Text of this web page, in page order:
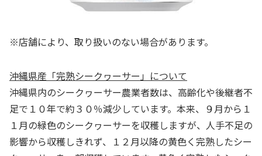
※店舗により、取り扱いのない場合があります。
沖縄県産「完熟シークヮーサー」について
沖縄県内のシークヮーサー農業者数は、高齢化や後継者不
足で１０年で約３０％減少しています。本来、９月から１
１月の緑色のシークヮーサーを収穫しますが、人手不足の
影響から収穫しきれず、１２月以降の黄色く完熟したシー